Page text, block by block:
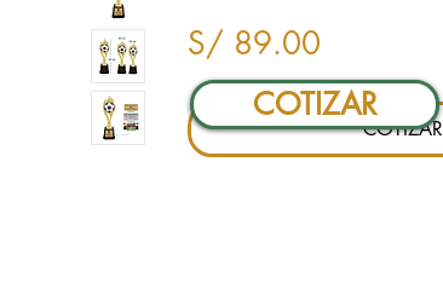
S/ 89.00
COTIZAR
COTIZAR